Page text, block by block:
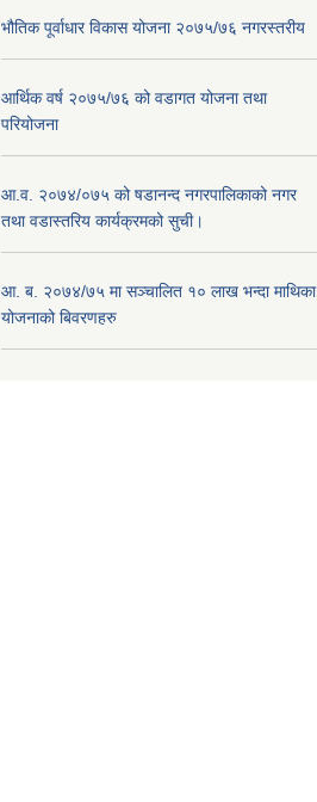
भौतिक पूर्वाधार विकास योजना २०७५/७६ नगरस्तरीय
आर्थिक वर्ष २०७५/७६ को वडागत योजना तथा
परियोजना
आ.व. २०७४/०७५ को षडानन्द नगरपालिकाको नगर
तथा वडास्तरिय कार्यक्रमको सुची।
आ. ब. २०७४/७५ मा सञ्चालित १० लाख भन्दा माथिका
योजनाको बिवरणहरु